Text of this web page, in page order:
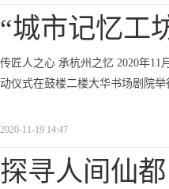
“城市记忆工
传匠人之心 承杭州之忆 2020年11
动仪式在鼓楼二楼大华书场剧院举
2020-11-19 14:47
探寻人间仙